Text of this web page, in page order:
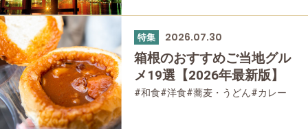
特集 2026.07.30
箱根のおすすめご当地グル
メ19選【2026年最新版】
#和食#洋食#蕎麦・うどん#カレー